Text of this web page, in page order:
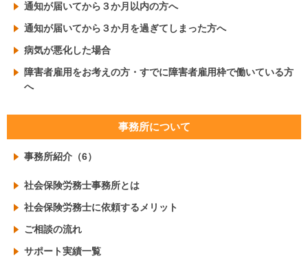
通知が届いてから３か月以内の方へ
通知が届いてから３か月を過ぎてしまった方へ
病気が悪化した場合
障害者雇用をお考えの方・すでに障害者雇用枠で働いている方
へ
事務所について
事務所紹介（6）
社会保険労務士事務所とは
社会保険労務士に依頼するメリット
ご相談の流れ
サポート実績一覧